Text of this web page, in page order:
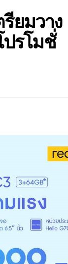
ยมวาง
รโมชั่